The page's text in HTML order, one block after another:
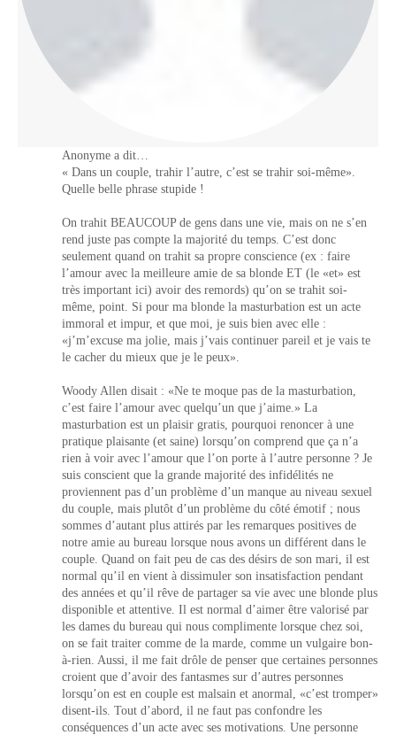
Anonyme a dit…
« Dans un couple, trahir l’autre, c’est se trahir soi-même».
Quelle belle phrase stupide !
On trahit BEAUCOUP de gens dans une vie, mais on ne s’en
rend juste pas compte la majorité du temps. C’est donc
seulement quand on trahit sa propre conscience (ex : faire
l’amour avec la meilleure amie de sa blonde ET (le «et» est
très important ici) avoir des remords) qu’on se trahit soi-
même, point. Si pour ma blonde la masturbation est un acte
immoral et impur, et que moi, je suis bien avec elle :
«j’m’excuse ma jolie, mais j’vais continuer pareil et je vais te
le cacher du mieux que je le peux».
Woody Allen disait : «Ne te moque pas de la masturbation,
c’est faire l’amour avec quelqu’un que j’aime.» La
masturbation est un plaisir gratis, pourquoi renoncer à une
pratique plaisante (et saine) lorsqu’on comprend que ça n’a
rien à voir avec l’amour que l’on porte à l’autre personne ? Je
suis conscient que la grande majorité des infidélités ne
proviennent pas d’un problème d’un manque au niveau sexuel
du couple, mais plutôt d’un problème du côté émotif ; nous
sommes d’autant plus attirés par les remarques positives de
notre amie au bureau lorsque nous avons un différent dans le
couple. Quand on fait peu de cas des désirs de son mari, il est
normal qu’il en vient à dissimuler son insatisfaction pendant
des années et qu’il rêve de partager sa vie avec une blonde plus
disponible et attentive. Il est normal d’aimer être valorisé par
les dames du bureau qui nous complimente lorsque chez soi,
on se fait traiter comme de la marde, comme un vulgaire bon-
à-rien. Aussi, il me fait drôle de penser que certaines personnes
croient que d’avoir des fantasmes sur d’autres personnes
lorsqu’on est en couple est malsain et anormal, «c’est tromper»
disent-ils. Tout d’abord, il ne faut pas confondre les
conséquences d’un acte avec ses motivations. Une personne